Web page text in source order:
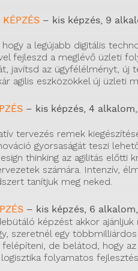
– kis képzés, 9
a legújabb digitális
fejleszd a meglévő üzleti
javítsd az ügyfélélményt, új
agilis eszközökkel új üzleti
– kis képzés, 4
tervezés remek
gyorsaságát teszi
thinking az agilitás előtti
számára. Intenzív,
tanítjuk meg neked.
– kis képzés, 6
képzést akkor ajánljuk
szeretnél egy
de belátod, hogy
folyamatos